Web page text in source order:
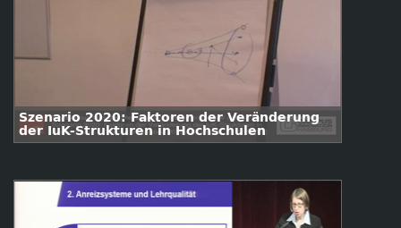
Szenario 2020: Faktoren der Veränderung
der IuK-Strukturen in Hochschulen